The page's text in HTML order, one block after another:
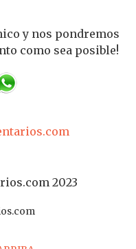
y nos pondremos
como sea posible!
2023